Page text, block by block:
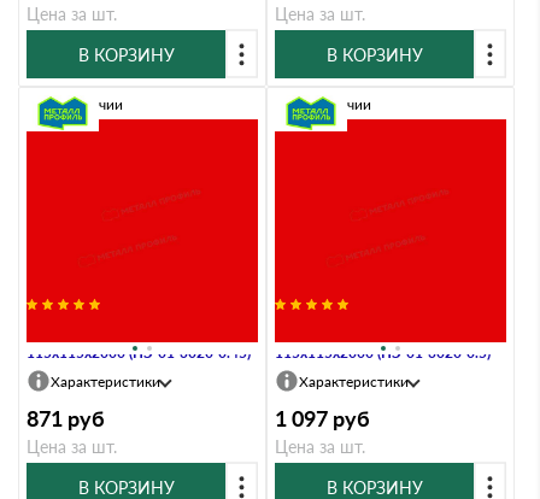
Цена за шт.
В КОРЗИНУ
Цена за шт.
В КОРЗИНУ
115х115х2000 (ПЭ-01-3020-0.45)
В наличии
Характеристики
871 руб
Цена за шт.
В КОРЗИНУ
115х115х2000 (ПЭ-01-3020-0.5)
В наличии
Характеристики
1 097 руб
Цена за шт.
В КОРЗИНУ